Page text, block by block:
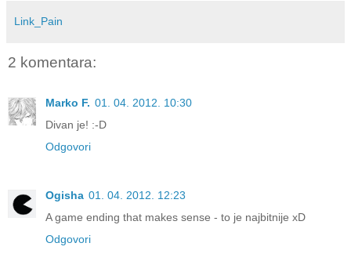
Link_Pain
2 komentara:
Marko F. 01. 04. 2012. 10:30
Divan je! :-D
Odgovori
Ogisha 01. 04. 2012. 12:23
A game ending that makes sense - to je najbitnije xD
Odgovori